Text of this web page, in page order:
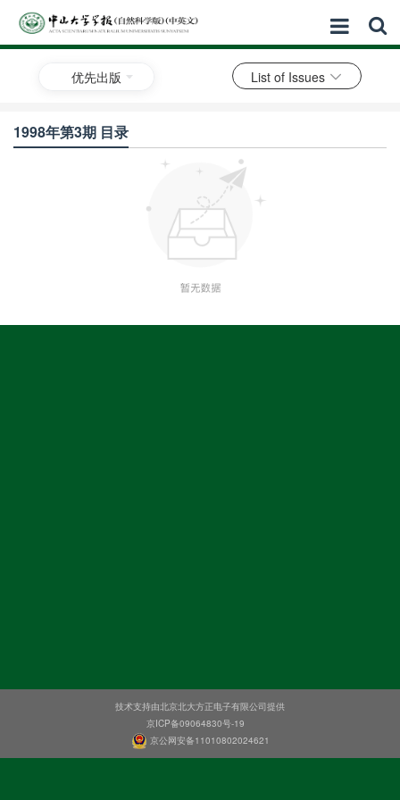
优先出版 List of Issues
1998年第3期 目录
技术支持由北京北大方正电子有限公司提供
京ICP备09064830号-19
京公网安备11010802024621